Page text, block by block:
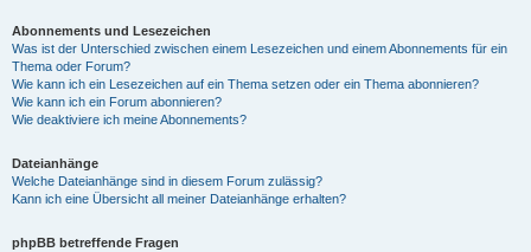
Abonnements und Lesezeichen
Was ist der Unterschied zwischen einem Lesezeichen und einem Abonnements für ein
Thema oder Forum?
Wie kann ich ein Lesezeichen auf ein Thema setzen oder ein Thema abonnieren?
Wie kann ich ein Forum abonnieren?
Wie deaktiviere ich meine Abonnements?
Dateianhänge
Welche Dateianhänge sind in diesem Forum zulässig?
Kann ich eine Übersicht all meiner Dateianhänge erhalten?
phpBB betreffende Fragen